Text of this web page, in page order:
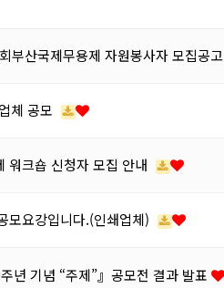
부산국제무용제 자원봉사자 모집공고
체 공모
워크숍 신청자 모집 안내
모요강입니다.(인쇄업체)
년 기념 “주제”』공모전 결과 발표